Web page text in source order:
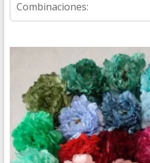
Combinaciones: